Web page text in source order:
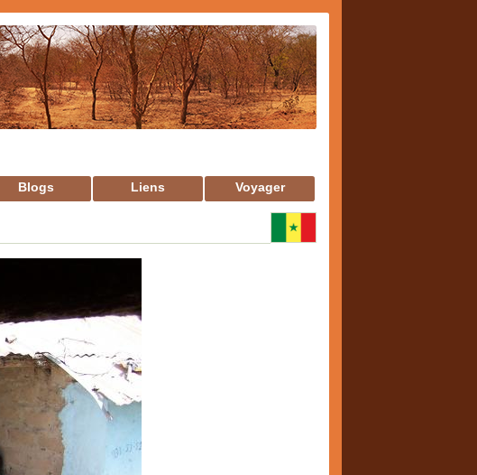
Blogs Liens Voyager